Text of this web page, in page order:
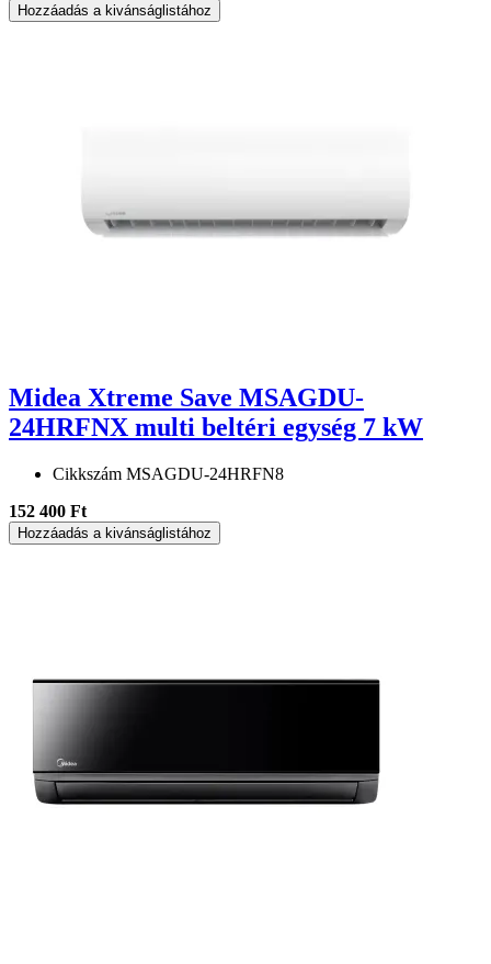
Hozzáadás a kivánságlistához
Midea Xtreme Save MSAGDU-
24HRFNX multi beltéri egység 7 kW
Cikkszám MSAGDU-24HRFN8
152 400 Ft
Hozzáadás a kivánságlistához